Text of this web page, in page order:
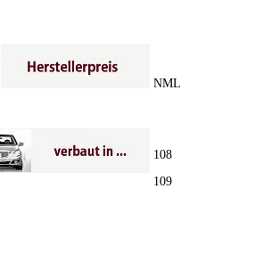
NML
108
109